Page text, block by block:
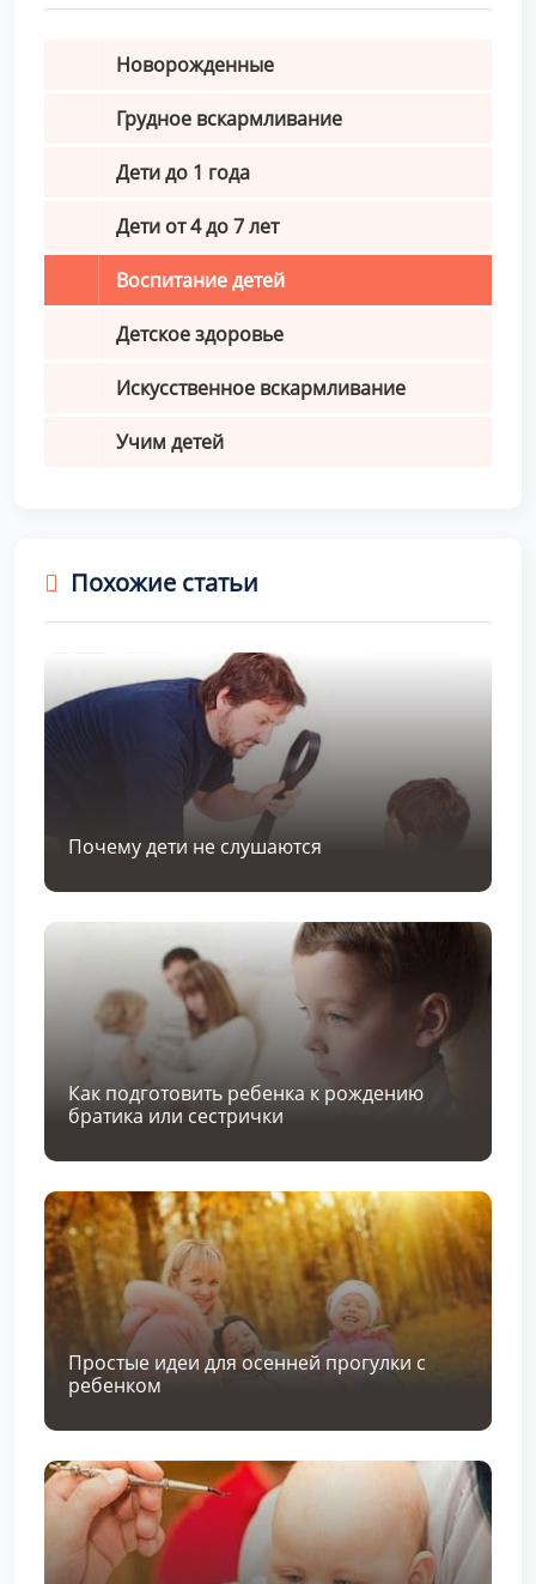
Новорожденные
Грудное вскармливание
Дети до 1 года
Дети от 4 до 7 лет
Воспитание детей
Детское здоровье
Искусственное вскармливание
Учим детей
Похожие статьи
Почему дети не слушаются
Как подготовить ребенка к рождению
братика или сестрички
Простые идеи для осенней прогулки с
ребенком